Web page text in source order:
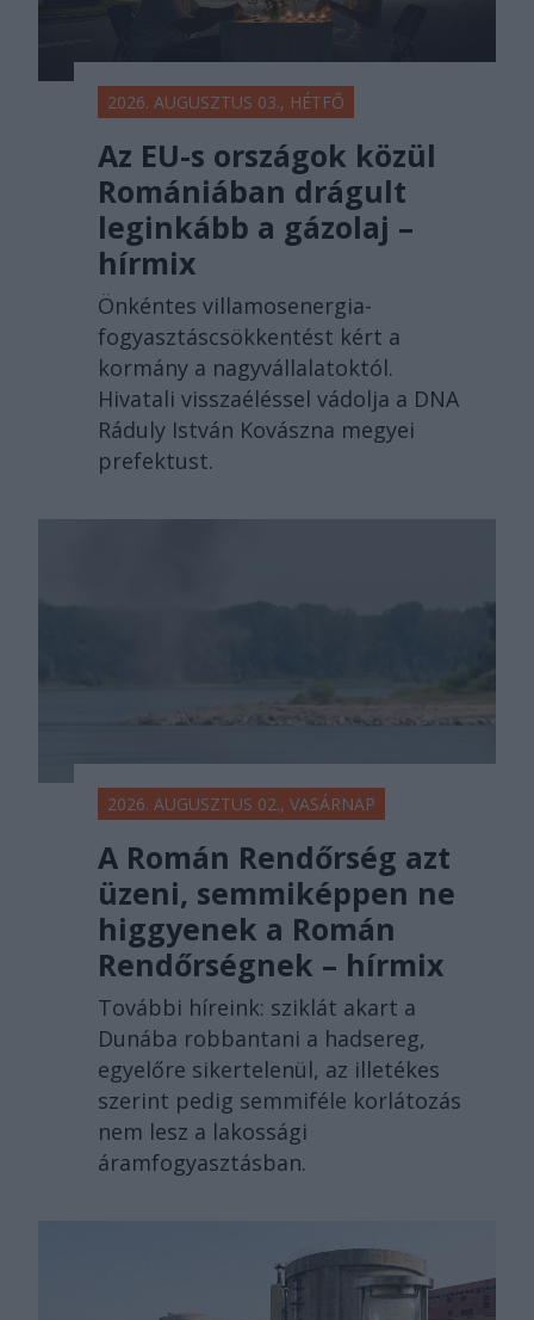
2026. AUGUSZTUS 03., HÉTFŐ
Az EU-s országok közül
Romániában drágult
leginkább a gázolaj –
hírmix
Önkéntes villamosenergia-
fogyasztáscsökkentést kért a
kormány a nagyvállalatoktól.
Hivatali visszaéléssel vádolja a DNA
Ráduly István Kovászna megyei
prefektust.
2026. AUGUSZTUS 02., VASÁRNAP
A Román Rendőrség azt
üzeni, semmiképpen ne
higgyenek a Román
Rendőrségnek – hírmix
További híreink: sziklát akart a
Dunába robbantani a hadsereg,
egyelőre sikertelenül, az illetékes
szerint pedig semmiféle korlátozás
nem lesz a lakossági
áramfogyasztásban.